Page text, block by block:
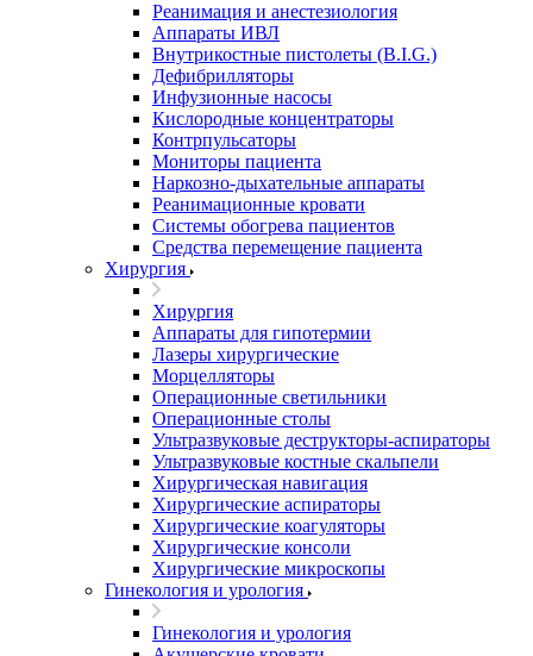
Реанимация и анестезиология
Аппараты ИВЛ
Внутрикостные пистолеты (B.I.G.)
Дефибрилляторы
Инфузионные насосы
Кислородные концентраторы
Контрпульсаторы
Мониторы пациента
Наркозно-дыхательные аппараты
Реанимационные кровати
Системы обогрева пациентов
Средства перемещение пациента
Хирургия
Хирургия
Аппараты для гипотермии
Лазеры хирургические
Морцелляторы
Операционные светильники
Операционные столы
Ультразвуковые деструкторы-аспираторы
Ультразвуковые костные скальпели
Хирургическая навигация
Хирургические аспираторы
Хирургические коагуляторы
Хирургические консоли
Хирургические микроскопы
Гинекология и урология
Гинекология и урология